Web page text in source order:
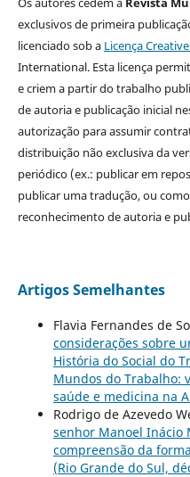
exclusivos de primeira
licenciado sob a Licença
International. Esta licença
e criem a partir do trabalho
de autoria e publicação inicial
autorização para assumir
distribuição não exclusiva da
periódico (ex.: publicar em
publicar uma tradução, ou
reconhecimento de autoria e
Artigos Semelhantes
Flavia Fernandes de
considerações sobre
História do Social do
Mundos do Trabalho:
saúde e medicina na
Rodrigo de Azevedo
senhor Manoel Inácio
compreensão da
(Rio Grande do Sul,